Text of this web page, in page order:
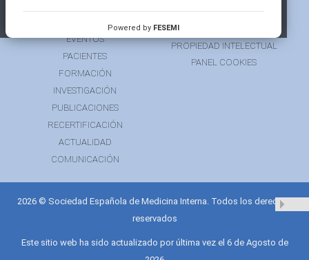
EVENTOS
PACIENTES
FORMACIÓN
INVESTIGACIÓN
PUBLICACIONES
RECERTIFICACIÓN
ACTUALIDAD
COMUNICACIÓN
POLÍTICA DE COOKIES
PROPIEDAD INTELECTUAL
PANEL COOKIES
2026 © Sociedad Española de Medicina Interna. Todos los derechos
reservados
Este sitio web ha sido actualizado por última vez el 6 de Agosto de
Powered by FESEMI